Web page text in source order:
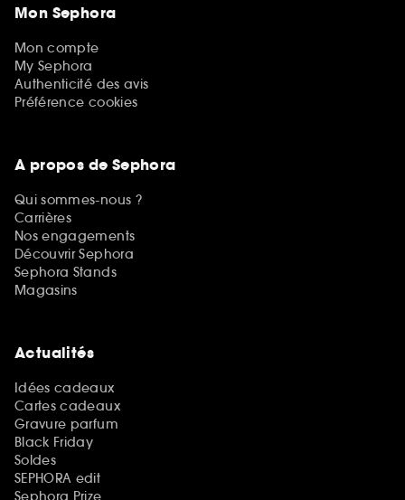
Mon Sephora
Mon compte
My Sephora
Authenticité des avis
Préférence cookies
A propos de Sephora
Qui sommes-nous ?
Carrières
Nos engagements
Découvrir Sephora
Sephora Stands
Magasins
Actualités
Idées cadeaux
Cartes cadeaux
Gravure parfum
Black Friday
Soldes
SEPHORA edit
Sephora Prize